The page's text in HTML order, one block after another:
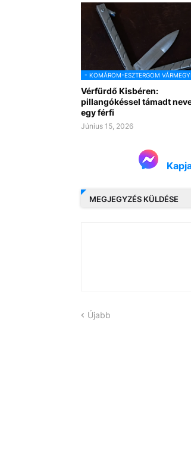
- KOMÁROM-ESZTERGOM
Vérfürdő Kisbéren:
pillangókéssel támadt
egy férfi
Június 15, 2026
MEGJEGYZÉS KÜLDÉSE
Újabb